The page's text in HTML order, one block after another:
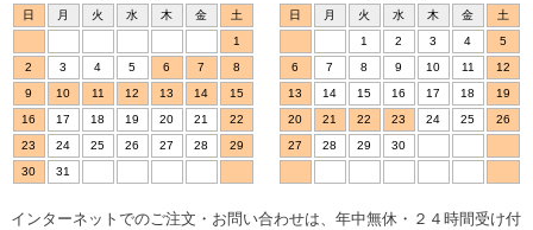
日
月 火 水 木 金
土
1
2
3 4 5 6 7
8
9
10 11 12 13 14
15
16
17 18 19 20 21
22
23
24 25 26 27 28
29
30
31
日
月 火 水 木 金
土
1
2 3 4
5
6
7 8 9 10 11
12
13
14 15 16 17 18
19
20
21 22 23 24 25
26
27
28 29 30
インターネットでのご注文・お問い合わせは、年中無休・２４時間受け付